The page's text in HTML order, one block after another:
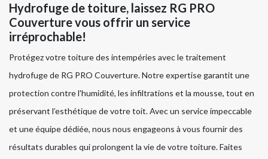
Hydrofuge de toiture, laissez RG PRO
Couverture vous offrir un service
irréprochable!
Protégez votre toiture des intempéries avec le traitement
hydrofuge de RG PRO Couverture. Notre expertise garantit une
protection contre l'humidité, les infiltrations et la mousse, tout en
préservant l’esthétique de votre toit. Avec un service impeccable
et une équipe dédiée, nous nous engageons à vous fournir des
résultats durables qui prolongent la vie de votre toiture. Faites